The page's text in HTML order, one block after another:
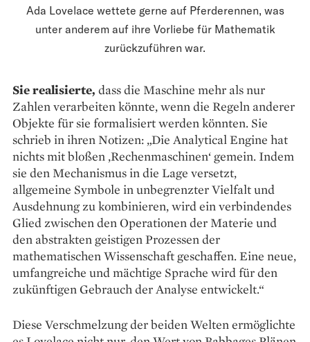
Ada Lovelace wettete gerne auf Pferderennen, was
unter anderem auf ihre Vorliebe für Mathematik
zurückzuführen war.
Sie realisierte, dass die Maschine mehr als nur
Zahlen verarbeiten könnte, wenn die Regeln anderer
Objekte für sie formalisiert werden könnten. Sie
schrieb in ihren Notizen: „Die Analytical Engine hat
nichts mit bloßen ,Rechenmaschinen‘ gemein. Indem
sie den Mechanismus in die Lage versetzt,
allgemeine Symbole in unbegrenzter Vielfalt und
Ausdehnung zu kombinieren, wird ein verbindendes
Glied zwischen den Operationen der Materie und
den abstrakten geistigen Prozessen der
mathematischen Wissenschaft geschaffen. Eine neue,
umfangreiche und mächtige Sprache wird für den
zukünftigen Gebrauch der Analyse entwickelt.“
Diese Verschmelzung der beiden Welten ermöglichte